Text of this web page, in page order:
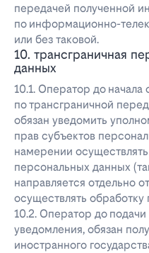
передачей полученной
по информационно-
или без таковой.
10. трансграничная
данных
10.1. Оператор до начала
по трансграничной
обязан уведомить
прав субъектов
намерении
персональных данных
направляется отдельно
осуществлять
10.2. Оператор до
уведомления, обязан
иностранного